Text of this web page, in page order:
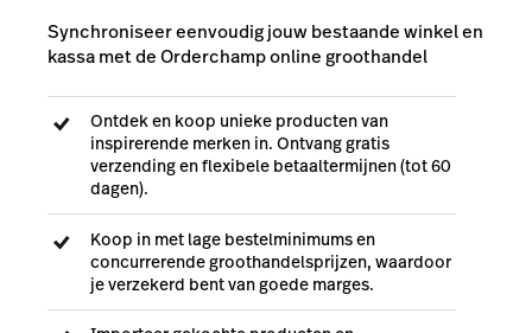
Synchroniseer eenvoudig jouw bestaande winkel en
kassa met de Orderchamp online groothandel
Ontdek en koop unieke producten van
inspirerende merken in. Ontvang gratis
verzending en flexibele betaaltermijnen (tot 60
dagen).
Koop in met lage bestelminimums en
concurrerende groothandelsprijzen, waardoor
je verzekerd bent van goede marges.